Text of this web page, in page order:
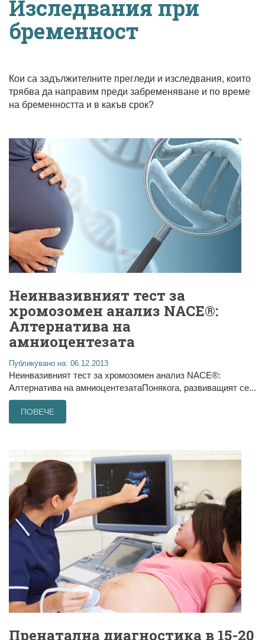
Изследвания при
бременност
Кои са задължителните прегледи и изследвания, които
трябва да направим преди забременяване и по време
на бременността и в какъв срок?
Неинвазивният тест за
хромозомен анализ NACE®:
Алтернатива на
амниоцентезата
Публикувано на: 06.12.2013
Неинвазивният тест за хромозомен анализ NACE®:
Алтернатива на амниоцентезатаПонякога, развиващият се...
ПОВЕЧЕ
Пренатална диагностика в 15-20